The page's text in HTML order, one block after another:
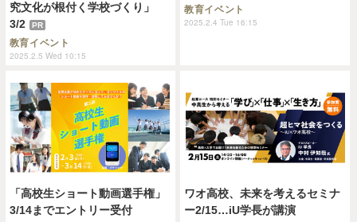
究文化が根付く学校づくり」
3/2
PR
教育イベント
2025.2.5 Wed 10:15
教育イベント
2025.2.4 Tue 16:15
「高校生ショート動画選手権」
3/14までエントリー受付
ワオ高校、未来を考えるセミナ
ー2/15…iU学長が講演